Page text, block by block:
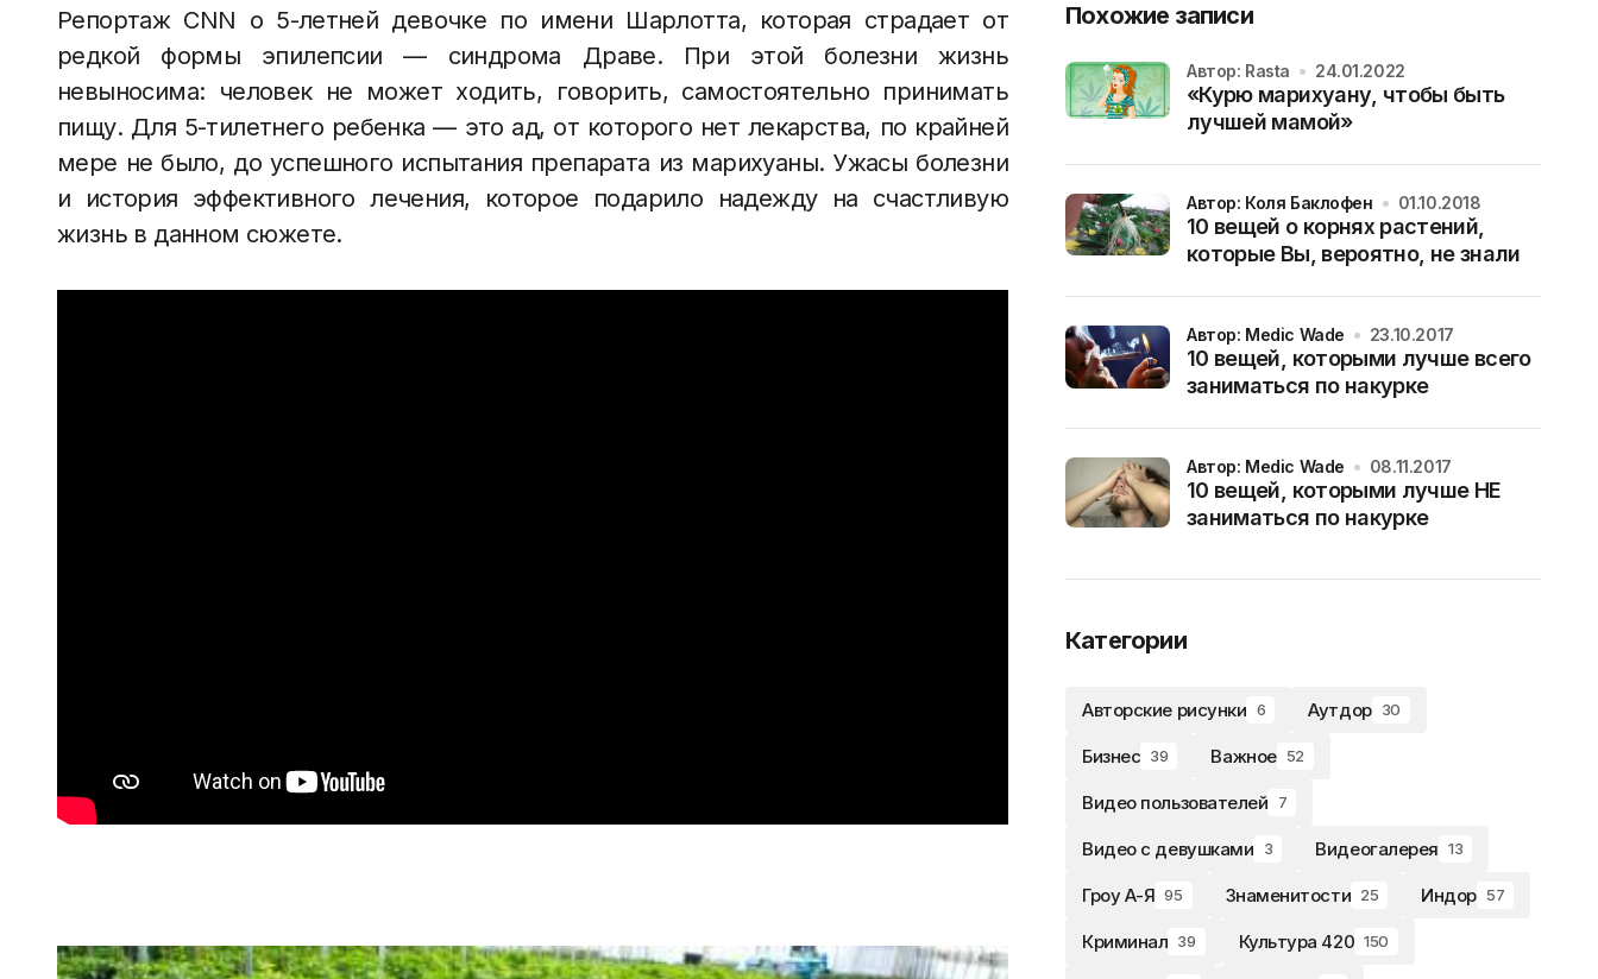
Репортаж CNN о 5-летней девочке по имени Шарлотта, которая страдает от
редкой формы эпилепсии — синдрома Драве. При этой болезни жизнь
невыносима: человек не может ходить, говорить, самостоятельно принимать
пищу. Для 5-тилетнего ребенка — это ад, от которого нет лекарства, по крайней
мере не было, до успешного испытания препарата из марихуаны. Ужасы болезни
и история эффективного лечения, которое подарило надежду на счастливую
жизнь в данном сюжете.
Похожие записи
«Курю марихуану, чтобы быть
лучшей мамой»
Автор: Rasta 24.01.2022
10 вещей о корнях растений,
которые Вы, вероятно, не знали
Автор: Коля Баклофен 01.10.2018
10 вещей, которыми лучше всего
заниматься по накурке
Автор: Medic Wade 23.10.2017
10 вещей, которыми лучше НЕ
заниматься по накурке
Автор: Medic Wade 08.11.2017
Категории
Авторские рисунки 6 Аутдор 30
Бизнес 39 Важное 52
Видео пользователей 7
Видео с девушками 3 Видеогалерея 13
Гроу А-Я 95 Знаменитости 25 Индор 57
Криминал 39 Культура 420 150